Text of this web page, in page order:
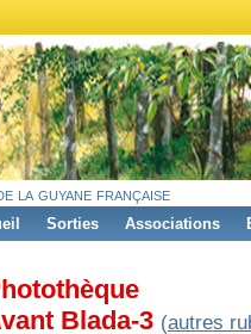
la guyane française
Sorties Associations
Blada-3 (autres